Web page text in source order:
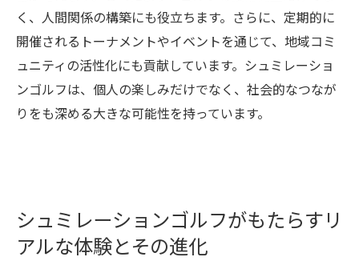
く、人間関係の構築にも役立ちます。さらに、定期的に
開催されるトーナメントやイベントを通じて、地域コミ
ュニティの活性化にも貢献しています。シュミレーショ
ンゴルフは、個人の楽しみだけでなく、社会的なつなが
りをも深める大きな可能性を持っています。
シュミレーションゴルフがもたらすリ
アルな体験とその進化